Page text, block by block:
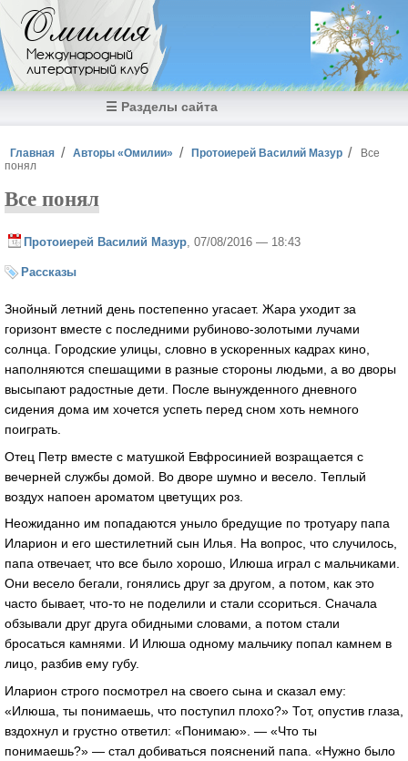
Перейти к основному содержанию
Омилия
Международный
литературный клуб
☰ Разделы сайта
Вы здесь
Главная Авторы «Омилии» Протоиерей Василий Мазур
Все
понял
Все понял
Протоиерей Василий Мазур , 07/08/2016 — 18:43
Рассказы
Знойный летний день постепенно угасает. Жара уходит за
горизонт вместе с последними рубиново-золотыми лучами
солнца. Городские улицы, словно в ускоренных кадрах кино,
наполняются спешащими в разные стороны людьми, а во дворы
высыпают радостные дети. После вынужденного дневного
сидения дома им хочется успеть перед сном хоть немного
поиграть.
Отец Петр вместе с матушкой Евфросинией возращается с
вечерней службы домой. Во дворе шумно и весело. Теплый
воздух напоен ароматом цветущих роз.
Неожиданно им попадаются уныло бредущие по тротуару папа
Иларион и его шестилетний сын Илья. На вопрос, что случилось,
папа отвечает, что все было хорошо, Илюша играл с мальчиками.
Они весело бегали, гонялись друг за другом, а потом, как это
часто бывает, что-то не поделили и стали ссориться. Сначала
обзывали друг друга обидными словами, а потом стали
бросаться камнями. И Илюша одному мальчику попал камнем в
лицо, разбив ему губу.
Иларион строго посмотрел на своего сына и сказал ему:
«Илюша, ты понимаешь, что поступил плохо?» Тот, опустив глаза,
вздохнул и грустно ответил: «Понимаю». — «Что ты
понимаешь?» — стал добиваться пояснений папа. «Нужно было